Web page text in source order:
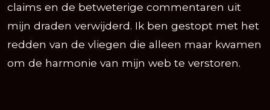
claims en de betweterige commentaren uit
mijn draden verwijderd. Ik ben gestopt met het
redden van de vliegen die alleen maar kwamen
om de harmonie van mijn web te verstoren.